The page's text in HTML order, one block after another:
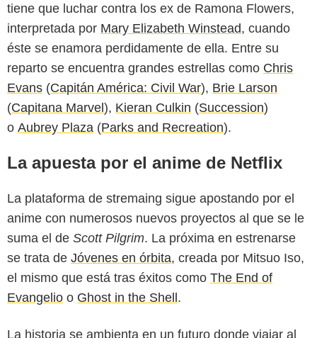
tiene que luchar contra los ex de Ramona Flowers,
interpretada por Mary Elizabeth Winstead, cuando
éste se enamora perdidamente de ella. Entre su
reparto se encuentra grandes estrellas como Chris
Evans (Capitán América: Civil War), Brie Larson
(Capitana Marvel), Kieran Culkin (Succession)
o Aubrey Plaza (Parks and Recreation).
La apuesta por el anime de Netflix
La plataforma de stremaing sigue apostando por el
anime con numerosos nuevos proyectos al que se le
suma el de Scott Pilgrim. La próxima en estrenarse
se trata de Jóvenes en órbita, creada por Mitsuo Iso,
el mismo que está tras éxitos como The End of
Evangelio o Ghost in the Shell.
La historia se ambienta en un futuro donde viajar al